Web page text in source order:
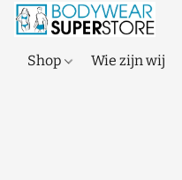
Shop Wie zijn wij